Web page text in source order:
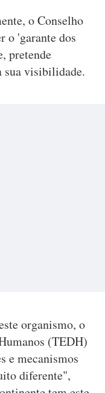
o Conselho
o 'garante dos
pretende
sua visibilidade.
organismo, o
(TEDH)
e mecanismos
diferente",